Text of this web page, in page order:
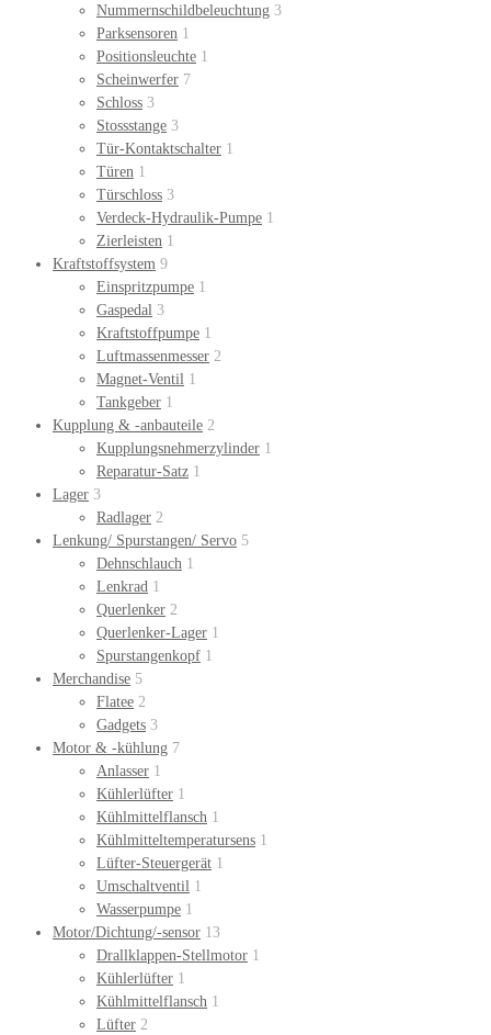
Nummernschildbeleuchtung 3
Parksensoren 1
Positionsleuchte 1
Scheinwerfer 7
Schloss 3
Stossstange 3
Tür-Kontaktschalter 1
Türen 1
Türschloss 3
Verdeck-Hydraulik-Pumpe 1
Zierleisten 1
Kraftstoffsystem 9
Einspritzpumpe 1
Gaspedal 3
Kraftstoffpumpe 1
Luftmassenmesser 2
Magnet-Ventil 1
Tankgeber 1
Kupplung & -anbauteile 2
Kupplungsnehmerzylinder 1
Reparatur-Satz 1
Lager 3
Radlager 2
Lenkung/ Spurstangen/ Servo 5
Dehnschlauch 1
Lenkrad 1
Querlenker 2
Querlenker-Lager 1
Spurstangenkopf 1
Merchandise 5
Flatee 2
Gadgets 3
Motor & -kühlung 7
Anlasser 1
Kühlerlüfter 1
Kühlmittelflansch 1
Kühlmitteltemperatursens 1
Lüfter-Steuergerät 1
Umschaltventil 1
Wasserpumpe 1
Motor/Dichtung/-sensor 13
Drallklappen-Stellmotor 1
Kühlerlüfter 1
Kühlmittelflansch 1
Lüfter 2